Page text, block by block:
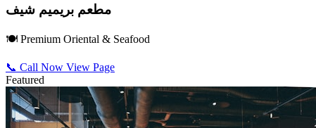
مطعم بريميم شيف
🍽️ Premium Oriental & Seafood
📞 Call Now View Page
Featured